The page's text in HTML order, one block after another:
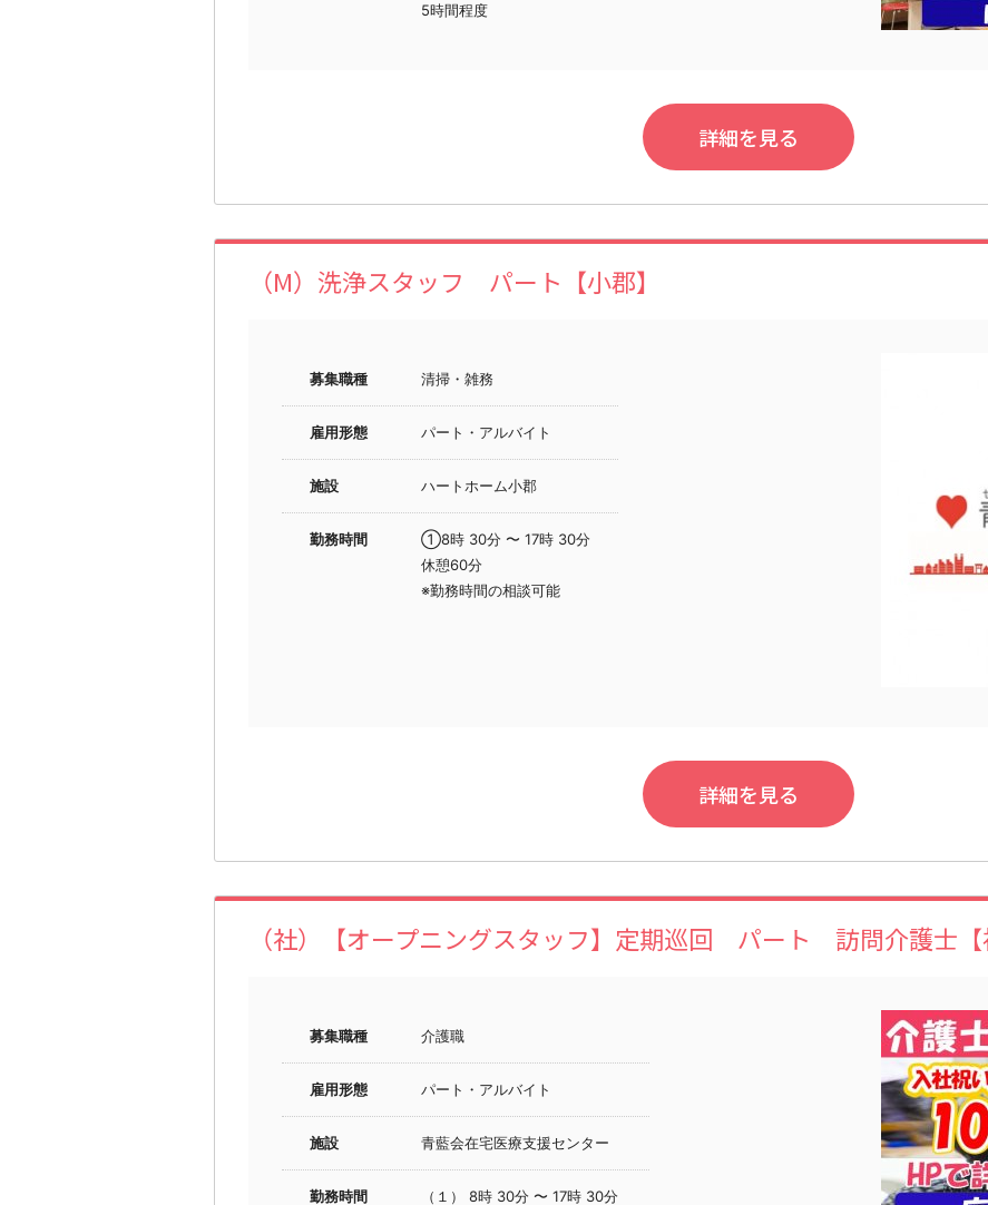
5時間程度
詳細を見る
（M）洗浄スタッフ パート【小郡】
募集職種 清掃・雑務
雇用形態 パート・アルバイト
施設 ハートホーム小郡
勤務時間
①8時 30分 〜 17時 30分
休憩60分
※勤務時間の相談可能
詳細を見る
（社）【オープニングスタッフ】定期巡回 パート 訪問介護士【
募集職種 介護職
雇用形態 パート・アルバイト
施設 青藍会在宅医療支援センター
勤務時間 （１） 8時 30分 〜 17時 30分